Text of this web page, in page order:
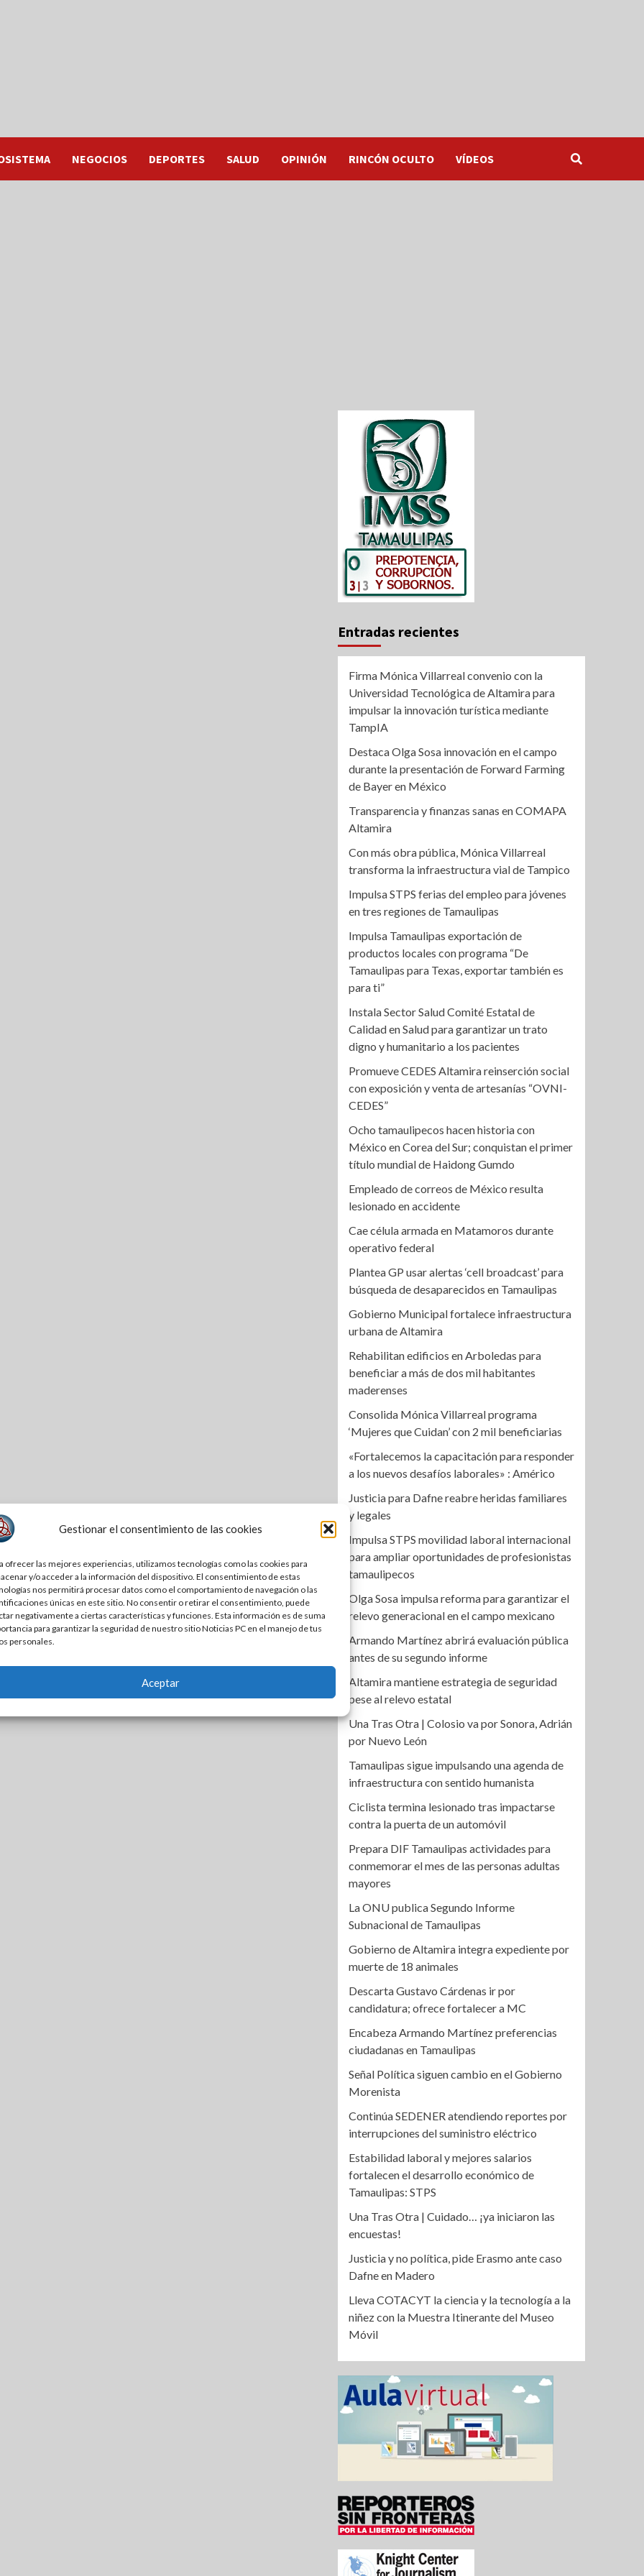
Gestionar el consentimiento de las cookies
ofrecer las mejores experiencias, utilizamos tecnologías como las cookies para
y/o acceder a la información del dispositivo. El consentimiento de estas
nos permitirá procesar datos como el comportamiento de navegación o las
únicas en este sitio. No consentir o retirar el consentimiento, puede
negativamente a ciertas características y funciones. Esta información es de suma
para garantizar la seguridad de nuestro sitio Noticias PC en el manejo de tus
personales.
Aceptar
NEGOCIOS DEPORTES SALUD OPINIÓN RINCÓN OCULTO VÍDEOS
Entradas recientes
Firma Mónica Villarreal convenio con la
Universidad Tecnológica de Altamira para
impulsar la innovación turística mediante
TampIA
Destaca Olga Sosa innovación en el campo
durante la presentación de Forward Farming
de Bayer en México
Transparencia y finanzas sanas en COMAPA
Altamira
Con más obra pública, Mónica Villarreal
transforma la infraestructura vial de Tampico
Impulsa STPS ferias del empleo para jóvenes
en tres regiones de Tamaulipas
Impulsa Tamaulipas exportación de
productos locales con programa “De
Tamaulipas para Texas, exportar también es
para ti”
Instala Sector Salud Comité Estatal de
Calidad en Salud para garantizar un trato
digno y humanitario a los pacientes
Promueve CEDES Altamira reinserción social
con exposición y venta de artesanías “OVNI-
CEDES”
Ocho tamaulipecos hacen historia con
México en Corea del Sur; conquistan el primer
título mundial de Haidong Gumdo
Empleado de correos de México resulta
lesionado en accidente
Cae célula armada en Matamoros durante
operativo federal
Plantea GP usar alertas ‘cell broadcast’ para
búsqueda de desaparecidos en Tamaulipas
Gobierno Municipal fortalece infraestructura
urbana de Altamira
Rehabilitan edificios en Arboledas para
beneficiar a más de dos mil habitantes
maderenses
Consolida Mónica Villarreal programa
‘Mujeres que Cuidan’ con 2 mil beneficiarias
«Fortalecemos la capacitación para responder
a los nuevos desafíos laborales» : Américo
Justicia para Dafne reabre heridas familiares
y legales
Impulsa STPS movilidad laboral internacional
para ampliar oportunidades de profesionistas
tamaulipecos
Olga Sosa impulsa reforma para garantizar el
relevo generacional en el campo mexicano
Armando Martínez abrirá evaluación pública
antes de su segundo informe
Altamira mantiene estrategia de seguridad
pese al relevo estatal
Una Tras Otra | Colosio va por Sonora, Adrián
por Nuevo León
Tamaulipas sigue impulsando una agenda de
infraestructura con sentido humanista
Ciclista termina lesionado tras impactarse
contra la puerta de un automóvil
Prepara DIF Tamaulipas actividades para
conmemorar el mes de las personas adultas
mayores
La ONU publica Segundo Informe
Subnacional de Tamaulipas
Gobierno de Altamira integra expediente por
muerte de 18 animales
Descarta Gustavo Cárdenas ir por
candidatura; ofrece fortalecer a MC
Encabeza Armando Martínez preferencias
ciudadanas en Tamaulipas
Señal Política siguen cambio en el Gobierno
Morenista
Continúa SEDENER atendiendo reportes por
interrupciones del suministro eléctrico
Estabilidad laboral y mejores salarios
fortalecen el desarrollo económico de
Tamaulipas: STPS
Una Tras Otra | Cuidado… ¡ya iniciaron las
encuestas!
Justicia y no política, pide Erasmo ante caso
Dafne en Madero
Lleva COTACYT la ciencia y la tecnología a la
niñez con la Muestra Itinerante del Museo
Móvil